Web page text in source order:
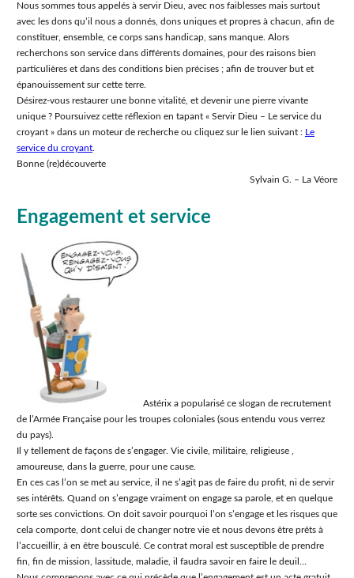
Nous sommes tous appelés à servir Dieu, avec nos faiblesses mais surtout
avec les dons quʼil nous a donnés, dons uniques et propres à chacun, afin de
constituer, ensemble, ce corps sans handicap, sans manque. Alors
recherchons son service dans différents domaines, pour des raisons bien
particulières et dans des conditions bien précises ; afin de trouver but et
épanouissement sur cette terre.
Désirez-vous restaurer une bonne vitalité, et devenir une pierre vivante
unique ? Poursuivez cette réflexion en tapant « Servir Dieu – Le service du
croyant » dans un moteur de recherche ou cliquez sur le lien suivant : Le
service du croyant
Bonne (re)découverte
Sylvain G. – La Véore
Engagement et service
Astérix a popularisé ce slogan de recrutement
de l’Armée Française pour les troupes coloniales (sous entendu vous verrez
du pays).
Il y tellement de façons de s’engager. Vie civile, militaire, religieuse ,
amoureuse, dans la guerre, pour une cause.
En ces cas l’on se met au service, il ne s’agit pas de faire du profit, ni de servir
ses intérêts. Quand on s’engage vraiment on engage sa parole, et en quelque
sorte ses convictions. On doit savoir pourquoi l’on s’engage et les risques que
cela comporte, dont celui de changer notre vie et nous devons être prêts à
l’accueillir, à en être bousculé. Ce contrat moral est susceptible de prendre
fin, fin de mission, lassitude, maladie, il faudra savoir en faire le deuil…